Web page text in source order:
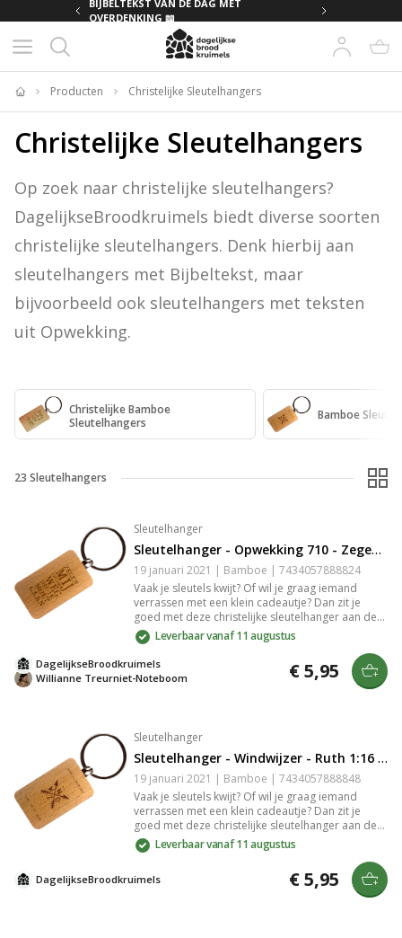
BIJBELTEKST VAN DE DAG MET
OVERDENKING 📖
Home
Producten Christelijke Sleutelhangers
Christelijke Sleutelhangers
Op zoek naar christelijke sleutelhangers?
DagelijkseBroodkruimels biedt diverse soorten
christelijke sleutelhangers. Denk hierbij aan
sleutelhangers met Bijbeltekst, maar
bijvoorbeeld ook sleutelhangers met teksten
uit Opwekking.
Christelijke Bamboe
Sleutelhangers
Bamboe
23 Sleutelhangers
Sleutelhanger
Sleutelhanger - Opwekking 710 - Zegen Mij op de Weg die Ik Moet Gaan
19 januari 2021 | Bamboe | 7434057888824
Vaak je sleutels kwijt? Of wil je graag iemand
verrassen met een klein cadeautje? Dan zit je
goed met deze christelijke sleutelhanger aan de
hand van Opwekking 710 met de tekst: "Zegen mij
op de weg die ik moet gaan.". De sleutelhanger is
gemaakt van bamboe. De gravure in het bamboe
is slijtvast en zeer gedetailleerd.
Leverbaar vanaf 11 augustus
Willianne Treurniet-Noteboom
DagelijkseBroodkruimels € 5,95
Sleutelhanger
Sleutelhanger - Windwijzer - Ruth 1:16 - Waar Jij Heen Gaat
19 januari 2021 | Bamboe | 7434057888848
Vaak je sleutels kwijt? Of wil je graag iemand
verrassen met een klein cadeautje? Dan zit je
goed met deze christelijke sleutelhanger aan de
hand van Ruth 1:16 met de tekst: "Waar jij heen
gaat, daar ga ik heen.". De sleutelhanger is
gemaakt van bamboe. De gravure in het bamboe
is slijtvast en zeer gedetailleerd.
Leverbaar vanaf 11 augustus
DagelijkseBroodkruimels € 5,95